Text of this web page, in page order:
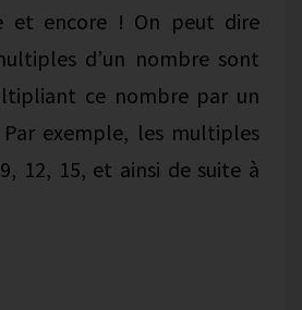
et encore ! On peut dire
d’un nombre sont
ce nombre par un
exemple, les multiples
12, 15, et ainsi de suite à